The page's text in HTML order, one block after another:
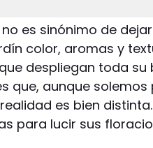
es sinónimo de
color, aromas y
despliegan toda
que, aunque
es bien
para lucir sus